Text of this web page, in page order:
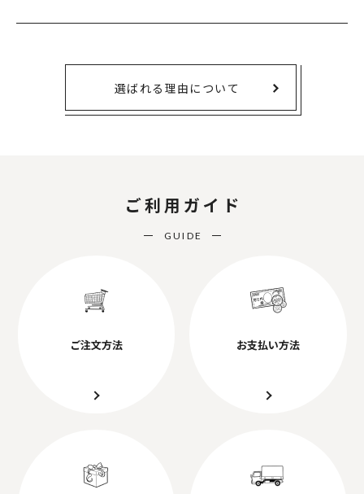
選ばれる理由について
ご利用ガイド
GUIDE
ご注文方法 お支払い方法